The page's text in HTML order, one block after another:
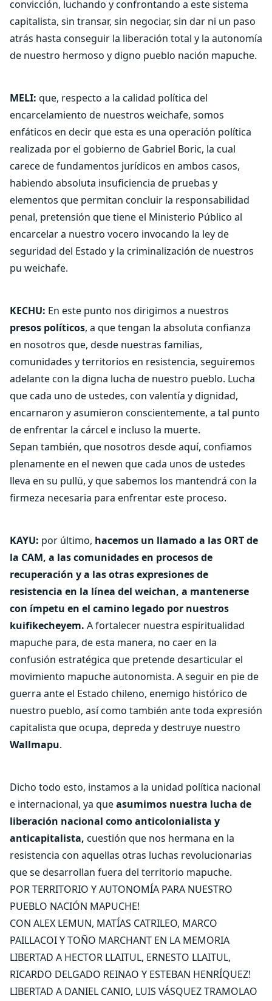
convicción, luchando y confrontando a este sistema
capitalista, sin transar, sin negociar, sin dar ni un paso
atrás hasta conseguir la liberación total y la autonomía
de nuestro hermoso y digno pueblo nación mapuche.
MELI: que, respecto a la calidad política del
encarcelamiento de nuestros weichafe, somos
enfáticos en decir que esta es una operación política
realizada por el gobierno de Gabriel Boric, la cual
carece de fundamentos jurídicos en ambos casos,
habiendo absoluta insuficiencia de pruebas y
elementos que permitan concluir la responsabilidad
penal, pretensión que tiene el Ministerio Público al
encarcelar a nuestro vocero invocando la ley de
seguridad del Estado y la criminalización de nuestros
pu weichafe.
KECHU: En este punto nos dirigimos a nuestros
presos políticos, a que tengan la absoluta confianza
en nosotros que, desde nuestras familias,
comunidades y territorios en resistencia, seguiremos
adelante con la digna lucha de nuestro pueblo. Lucha
que cada uno de ustedes, con valentía y dignidad,
encarnaron y asumieron conscientemente, a tal punto
de enfrentar la cárcel e incluso la muerte.
Sepan también, que nosotros desde aquí, confiamos
plenamente en el newen que cada unos de ustedes
lleva en su pullü, y que sabemos los mantendrá con la
firmeza necesaria para enfrentar este proceso.
KAYU: por último, hacemos un llamado a las ORT de
la CAM, a las comunidades en procesos de
recuperación y a las otras expresiones de
resistencia en la línea del weichan, a mantenerse
con ímpetu en el camino legado por nuestros
kuifikecheyem. A fortalecer nuestra espiritualidad
mapuche para, de esta manera, no caer en la
confusión estratégica que pretende desarticular el
movimiento mapuche autonomista. A seguir en pie de
guerra ante el Estado chileno, enemigo histórico de
nuestro pueblo, así como también ante toda expresión
capitalista que ocupa, depreda y destruye nuestro
Wallmapu.
Dicho todo esto, instamos a la unidad política nacional
e internacional, ya queasumimos nuestra lucha de
liberación nacional como anticolonialista y
anticapitalista, cuestión que nos hermana en la
resistencia con aquellas otras luchas revolucionarias
que se desarrollan fuera del territorio mapuche.
POR TERRITORIO Y AUTONOMÍA PARA NUESTRO
PUEBLO NACIÓN MAPUCHE!
CON ALEX LEMUN, MATÍAS CATRILEO, MARCO
PAILLACOI Y TOÑO MARCHANT EN LA MEMORIA
LIBERTAD A HECTOR LLAITUL, ERNESTO LLAITUL,
RICARDO DELGADO REINAO Y ESTEBAN HENRÍQUEZ!
LIBERTAD A DANIEL CANIO, LUIS VÁSQUEZ TRAMOLAO